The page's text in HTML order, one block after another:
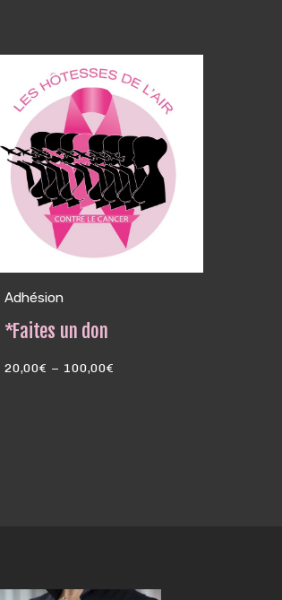
Adhésion
*Faites un don
20,00€ – 100,00€Plage